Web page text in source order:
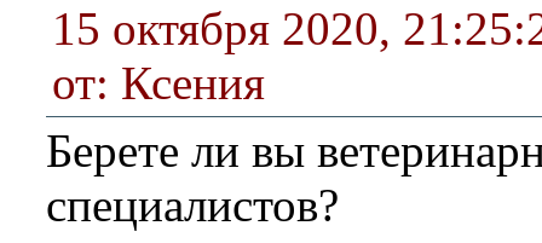
15 октября 2020,
от: Ксения
Берете ли вы
специалистов?